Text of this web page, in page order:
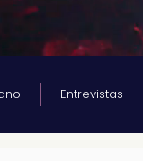
Entrevistas